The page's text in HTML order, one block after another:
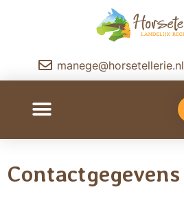
manege@horsetellerie.nl
Contactgegevens